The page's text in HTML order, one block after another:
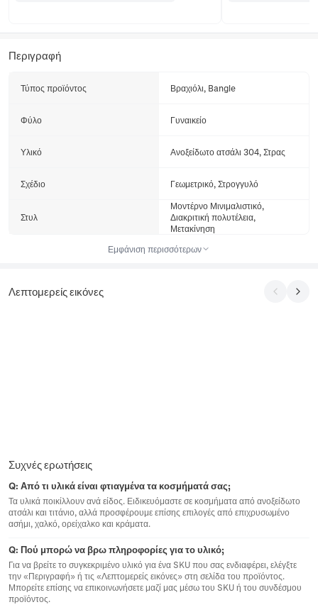
Περιγραφή
Τύπος προϊόντος Βραχιόλι, Bangle
Φύλο Γυναικείο
Υλικό Ανοξείδωτο ατσάλι 304, Στρας
Σχέδιο Γεωμετρικό, Στρογγυλό
Στυλ
Μοντέρνο Μινιμαλιστικό,
Διακριτική πολυτέλεια,
Μετακίνηση
Εμφάνιση περισσότερων
Λεπτομερείς εικόνες
Συχνές ερωτήσεις
Q: Από τι υλικά είναι φτιαγμένα τα κοσμήματά σας;
Τα υλικά ποικίλλουν ανά είδος. Ειδικευόμαστε σε κοσμήματα από ανοξείδωτο
ατσάλι και τιτάνιο, αλλά προσφέρουμε επίσης επιλογές από επιχρυσωμένο
ασήμι, χαλκό, ορείχαλκο και κράματα.
Q: Πού μπορώ να βρω πληροφορίες για το υλικό;
Για να βρείτε το συγκεκριμένο υλικό για ένα SKU που σας ενδιαφέρει, ελέγξτε
την «Περιγραφή» ή τις «Λεπτομερείς εικόνες» στη σελίδα του προϊόντος.
Μπορείτε επίσης να επικοινωνήσετε μαζί μας μέσω του SKU ή του συνδέσμου
προϊόντος.